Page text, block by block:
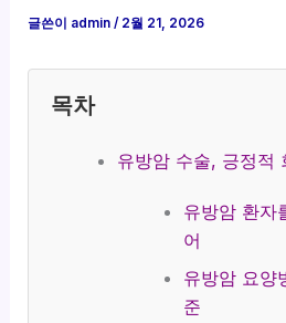
글쓴이 admin/ 2월 21, 2026
목차
유방암 수술, 긍정적
유방암 환자
어
유방암 요양
준